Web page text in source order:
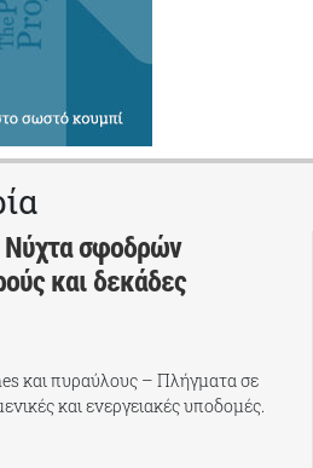
Νύχτα σφοδρών
και δεκάδες
και πυραύλους – Πλήγματα σε
και ενεργειακές υποδομές.